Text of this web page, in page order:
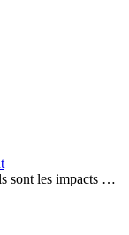
sont les impacts …